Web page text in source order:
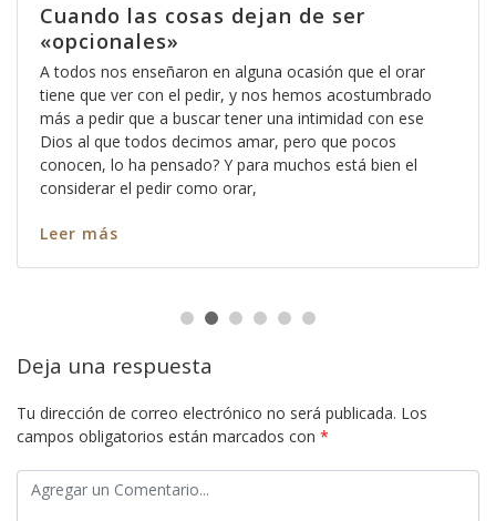
Cuando las cosas dejan de ser
«opcionales»
A todos nos enseñaron en alguna ocasión que el orar
tiene que ver con el pedir, y nos hemos acostumbrado
más a pedir que a buscar tener una intimidad con ese
Dios al que todos decimos amar, pero que pocos
conocen, lo ha pensado? Y para muchos está bien el
considerar el pedir como orar,
Leer más
Deja una respuesta
Tu dirección de correo electrónico no será publicada. Los
campos obligatorios están marcados con *